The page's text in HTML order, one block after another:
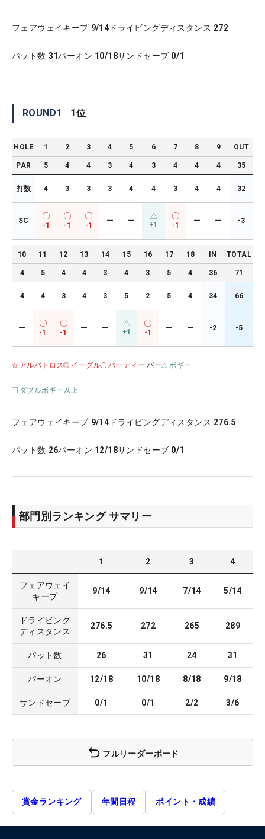
フェアウェイキープ 9/14 ドライビングディスタンス 272
パット数 31パーオン 10/18サンドセーブ 0/1
ROUND1 1 位
HOLE 1 2 3 4 5 6 7 8 9 OUT
PAR 5 4 4 3 4 3 4 4 4 35
打数 4 3 3 3 4 4 3 4 4 32
SC
-1 -1 -1
ー ー +1 -1
ー ー -3
10 11 12 13 14 15 16 17 18 IN TOTAL
4 5 4 4 3 4 3 5 4 36 71
4 4 3 4 3 5 2 5 4 34 66
ー
-1 -1
ー ー +1 -1
ー ー -2 -5
アルバトロス イーグル バーティ ー パー ボギー
ダブルボギー以上
フェアウェイキープ 9/14 ドライビングディスタンス 276.5
パット数 26パーオン 12/18サンドセーブ 0/1
部門別ランキング サマリー
1 2 3 4
フェアウェイ
キープ
9/14 9/14 7/14 5/14
ドライビング
ディスタンス
276.5 272 265 289
パット数 26 31 24 31
パーオン 12/18 10/18 8/18 9/18
サンドセーブ 0/1 0/1 2/2 3/6
フルリーダーボード
賞金ランキング 年間日程 ポイント・成績